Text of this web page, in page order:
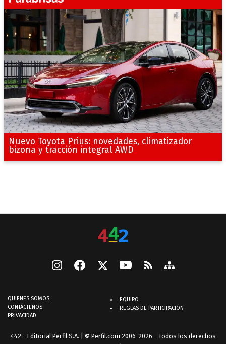
Nuevo Toyota Prius: novedades, climatizador
bizona y tracción integral AWD
QUIENES SOMOS
CONTÁCTENOS
PRIVACIDAD
EQUIPO
REGLAS DE PARTICIPACIÓN
442 - Editorial Perfil S.A. | © Perfil.com 2006-2026 - Todos los derechos